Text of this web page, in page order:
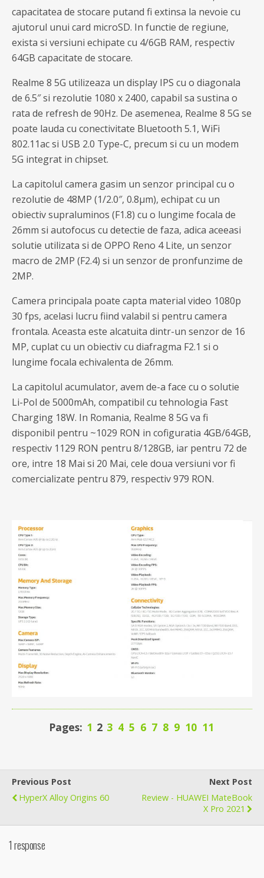
capacitatea de stocare putand fi extinsa la nevoie cu
ajutorul unui card microSD. In functie de regiune,
exista si versiuni echipate cu 4/6GB RAM, respectiv
64GB capacitate de stocare.
Realme 8 5G utilizeaza un display IPS cu o diagonala
de 6.5″ si rezolutie 1080 x 2400, capabil sa sustina o
rata de refresh de 90Hz. De asemenea, Realme 8 5G se
poate lauda cu conectivitate Bluetooth 5.1, WiFi
802.11ac si USB 2.0 Type-C, precum si cu un modem
5G integrat in chipset.
La capitolul camera gasim un senzor principal cu o
rezolutie de 48MP (1/2.0″, 0.8µm), echipat cu un
obiectiv supraluminos (F1.8) cu o lungime focala de
26mm si autofocus cu detectie de faza, adica aceeasi
solutie utilizata si de OPPO Reno 4 Lite, un senzor
macro de 2MP (F2.4) si un senzor de pronfunzime de
2MP.
Camera principala poate capta material video 1080p
30 fps, acelasi lucru fiind valabil si pentru camera
frontala. Aceasta este alcatuita dintr-un senzor de 16
MP, cuplat cu un obiectiv cu diafragma F2.1 si o
lungime focala echivalenta de 26mm.
La capitolul acumulator, avem de-a face cu o solutie
Li-Pol de 5000mAh, compatibil cu tehnologia Fast
Charging 18W. In Romania, Realme 8 5G va fi
disponibil pentru ~1029 RON in cofiguratia 4GB/64GB,
respectiv 1129 RON pentru 8/128GB, iar pentru 72 de
ore, intre 18 Mai si 20 Mai, cele doua versiuni vor fi
comercializate pentru 879, respectiv 979 RON.
Pages: 1 2 3 4 5 6 7 8 9 10 11
Previous Post
HyperX Alloy Origins 60
Next Post
Review - HUAWEI MateBook
X Pro 2021
1 response